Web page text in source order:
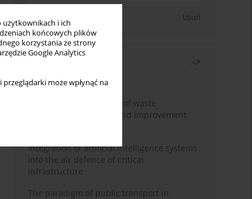
użytkownikach i ich
końcowych plików
korzystania ze strony
Google Analytics
może wpłynąć na
Usuń
Miesiąc
Rok
Analysis and evaluation of waste
management logistics and improvement
Integration of artificial intelligence systems
into the air defence of critical
infrastructure
The paradigm of public transport in